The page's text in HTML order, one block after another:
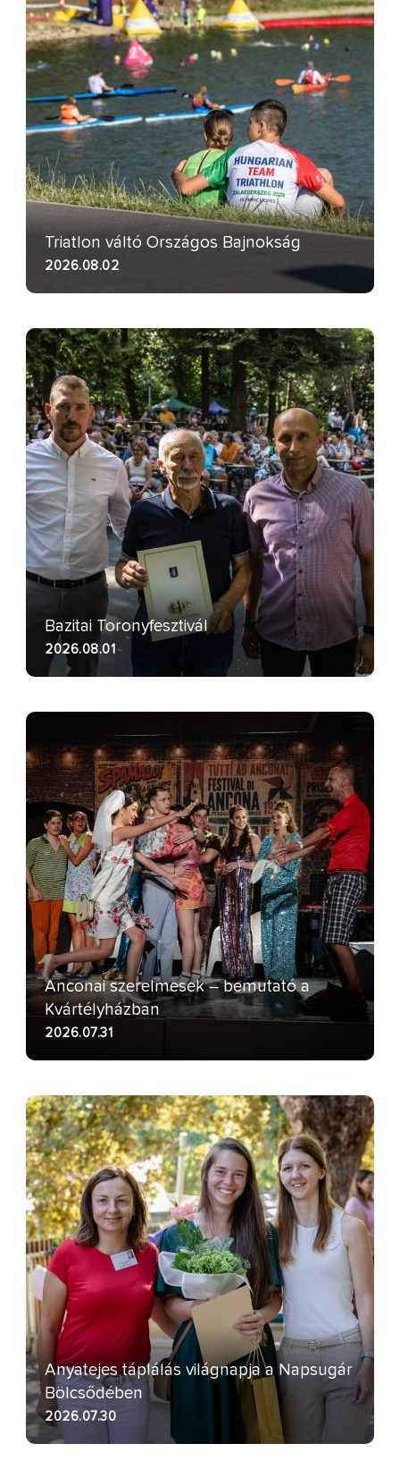
Triatlon váltó Országos Bajnokság
2026.08.02
Bazitai Toronyfesztivál
2026.08.01
Anconai szerelmesek – bemutató a
Kvártélyházban
2026.07.31
Anyatejes táplálás világnapja a Napsugár
Bölcsődében
2026.07.30